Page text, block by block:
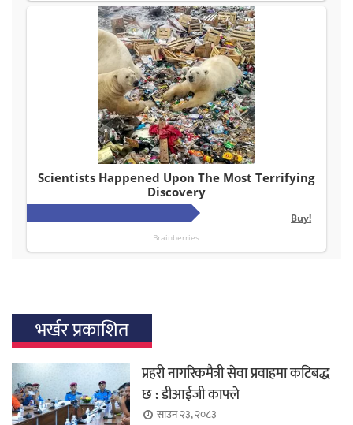
भर्खर प्रकाशित
प्रहरी नागरिकमैत्री सेवा प्रवाहमा कटिबद्ध
छ : डीआईजी काफ्ले
साउन २३, २०८३